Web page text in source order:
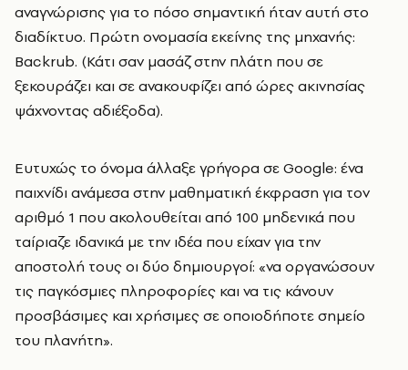
αναγνώρισης για το πόσο σημαντική ήταν αυτή στο
διαδίκτυο. Πρώτη ονομασία εκείνης της μηχανής:
Backrub. (Κάτι σαν μασάζ στην πλάτη που σε
ξεκουράζει και σε ανακουφίζει από ώρες ακινησίας
ψάχνοντας αδιέξοδα).
Ευτυχώς το όνομα άλλαξε γρήγορα σε Google: ένα
παιχνίδι ανάμεσα στην μαθηματική έκφραση για τον
αριθμό 1 που ακολουθείται από 100 μηδενικά που
ταίριαζε ιδανικά με την ιδέα που είχαν για την
αποστολή τους οι δύο δημιουργοί: «να οργανώσουν
τις παγκόσμιες πληροφορίες και να τις κάνουν
προσβάσιμες και χρήσιμες σε οποιοδήποτε σημείο
του πλανήτη».